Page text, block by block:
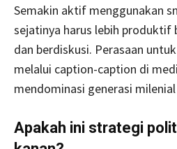
Semakin aktif menggunakan
sejatinya harus lebih produktif
dan berdiskusi. Perasaan
melalui caption-caption di
mendominasi generasi
Apakah ini strategi